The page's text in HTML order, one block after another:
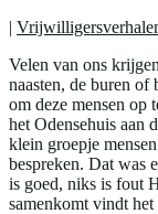
|
Velen van ons
naasten, de buren
om deze mensen op
het Odensehuis aan
klein groepje
bespreken. Dat was
is goed, niks is fout
samenkomt vindt